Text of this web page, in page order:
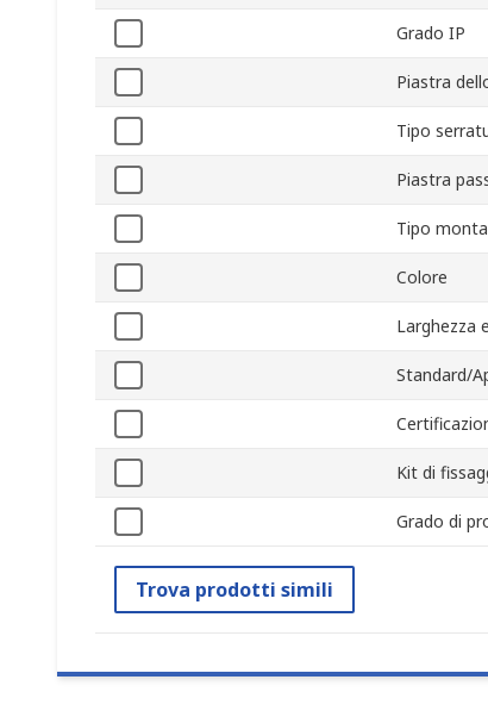
Grado IP
Piastra
Tipo
Piastra
Tipo
Colore
Larghezza
Standard/
Kit di
Grado di
Trova prodotti simili